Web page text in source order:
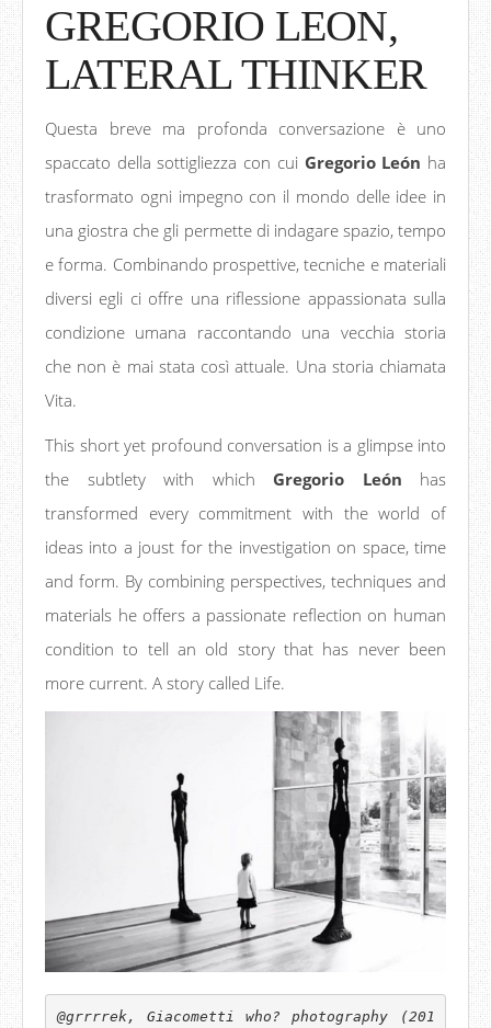
GREGORIO LEON,
LATERAL THINKER
Questa breve ma profonda conversazione è uno
spaccato della sottigliezza con cui Gregorio León ha
trasformato ogni impegno con il mondo delle idee in
una giostra che gli permette di indagare spazio, tempo
e forma. Combinando prospettive, tecniche e materiali
diversi egli ci offre una riflessione appassionata sulla
condizione umana raccontando una vecchia storia
che non è mai stata così attuale. Una storia chiamata
Vita.
This short yet profound conversation is a glimpse into
the subtlety with which Gregorio León has
transformed every commitment with the world of
ideas into a joust for the investigation on space, time
and form. By combining perspectives, techniques and
materials he offers a passionate reflection on human
condition to tell an old story that has never been
more current. A story called Life.
@grrrrek, Giacometti who? photography (201